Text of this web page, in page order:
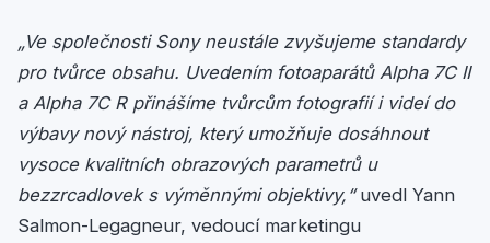
„Ve společnosti Sony neustále zvyšujeme standardy
pro tvůrce obsahu. Uvedením fotoaparátů Alpha 7C II
a Alpha 7C R přinášíme tvůrcům fotografií i videí do
výbavy nový nástroj, který umožňuje dosáhnout
vysoce kvalitních obrazových parametrů u
bezzrcadlovek s výměnnými objektivy,“uvedl Yann
Salmon-Legagneur, vedoucí marketingu